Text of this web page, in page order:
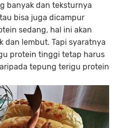
banyak dan teksturnya
bisa juga dicampur
sedang, hal ini akan
dan lembut. Tapi syaratnya
protein tinggi tetap harus
tepung terigu protein